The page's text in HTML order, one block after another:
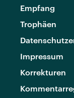
Empfang
Trophäen
Impressum
Korrekturen